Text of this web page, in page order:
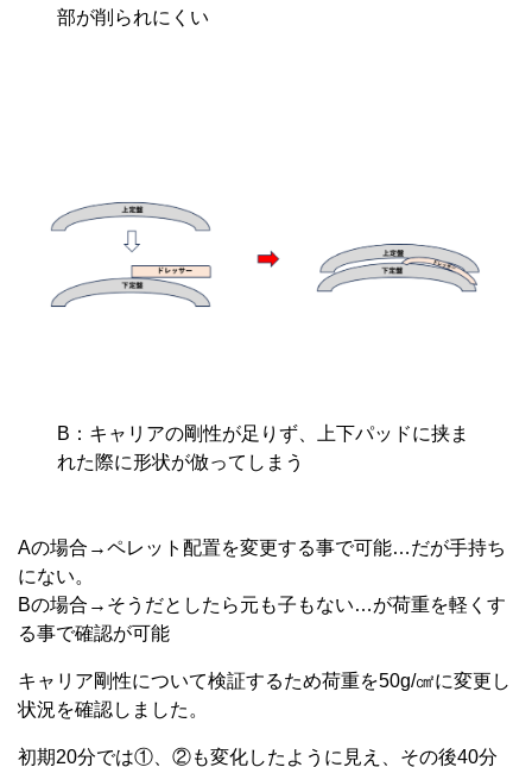
部が削られにくい
B：キャリアの剛性が足りず、上下パッドに挟ま
れた際に形状が倣ってしまう
Aの場合→ペレット配置を変更する事で可能…だが手持ち
にない。
Bの場合→そうだとしたら元も子もない…が荷重を軽くす
る事で確認が可能
キャリア剛性について検証するため荷重を50g/㎠に変更し
状況を確認しました。
初期20分では①、②も変化したように見え、その後40分